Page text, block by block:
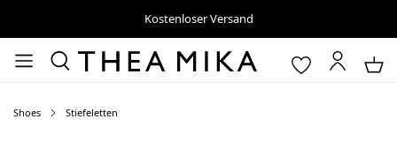
Kostenloser Versand
Shoes Stiefeletten